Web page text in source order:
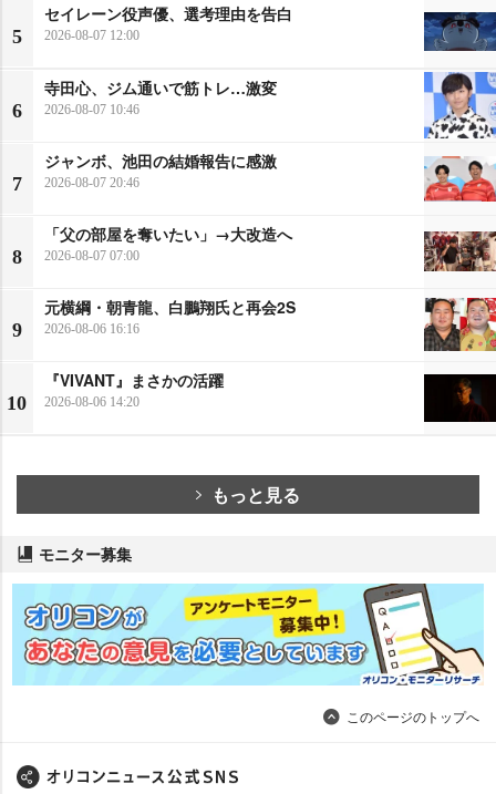
5
セイレーン役声優、選考理由を告白
2026-08-07 12:00
6
寺田心、ジム通いで筋トレ…激変
2026-08-07 10:46
7
ジャンボ、池田の結婚報告に感激
2026-08-07 20:46
8
「父の部屋を奪いたい」→大改造へ
2026-08-07 07:00
9
元横綱・朝青龍、白鵬翔氏と再会2S
2026-08-06 16:16
10
『VIVANT』まさかの活躍
2026-08-06 14:20
もっと見る
モニター募集
このページのトップへ